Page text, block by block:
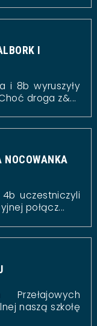
I
i 8b wyruszyły
droga z&...
NOCOWANKA
uczestniczyli
połącz...
naszą szkołę